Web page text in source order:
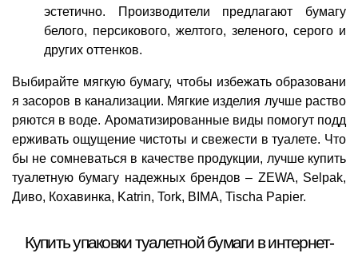
эстетично. Производители предлагают бумагу
белого, персикового, желтого, зеленого, серого и
других оттенков.
Выбирайте мягкую бумагу, чтобы избежать образовани
я засоров в канализации. Мягкие изделия лучше раство
ряются в воде. Ароматизированные виды помогут подд
ерживать ощущение чистоты и свежести в туалете. Что
бы не сомневаться в качестве продукции, лучше купить
туалетную бумагу надежных брендов – ZEWA, Selpak,
Диво, Кохавинка, Katrin, Tork, BIMA, Tischa Papier.
Купить упаковки туалетной бумаги в интернет-